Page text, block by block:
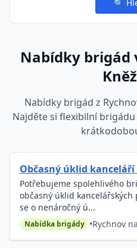
🔍
Nabídky brigád
Nabídky brigád z
Najděte si flexibilní
Občasný úklid kanceláří
Potřebujeme spolehlivého
občasný úklid kancelářských
se o nenáročný ú...
Nabídka brigády •Rychnov